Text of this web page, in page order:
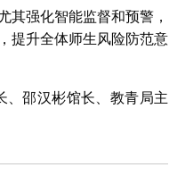
其强化智能监督和预警，
提升全体师生风险防范意
、邵汉彬馆长、教青局主